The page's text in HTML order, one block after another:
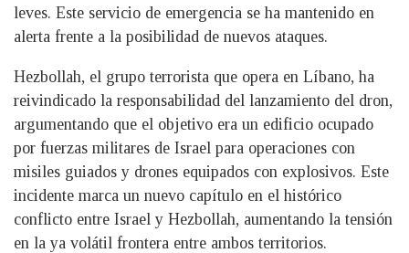
leves. Este servicio de emergencia se ha mantenido en
alerta frente a la posibilidad de nuevos ataques.
Hezbollah, el grupo terrorista que opera en Líbano, ha
reivindicado la responsabilidad del lanzamiento del dron,
argumentando que el objetivo era un edificio ocupado
por fuerzas militares de Israel para operaciones con
misiles guiados y drones equipados con explosivos. Este
incidente marca un nuevo capítulo en el histórico
conflicto entre Israel y Hezbollah, aumentando la tensión
en la ya volátil frontera entre ambos territorios.